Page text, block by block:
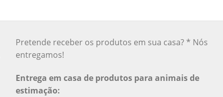
Pretende receber os produtos em sua casa? * Nós
entregamos!
Entrega em casa de produtos para animais de
estimação: